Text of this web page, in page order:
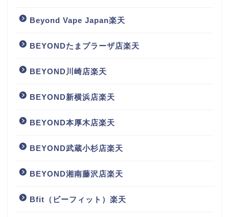
Beyond Vape Japan楽天
BEYONDたまプラーザ店楽天
BEYOND川崎店楽天
BEYOND新横浜店楽天
BEYOND本厚木店楽天
BEYOND武蔵小杉店楽天
BEYOND湘南藤沢店楽天
Bfit（ビーフィット）楽天